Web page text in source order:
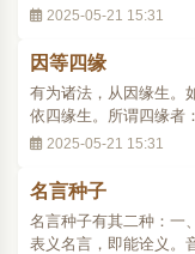
道永害，生得未为邪见
名自在成，由加行力方
2025-05-21 15:31
因等四缘
有为诸法，从因缘生。
依四缘生。所谓四缘者
也。一、因缘 谓有为
别，能引次后自类功能
2025-05-21 15:31
名言种子
名言种子有其二种：一
表义名言，即能诠义。